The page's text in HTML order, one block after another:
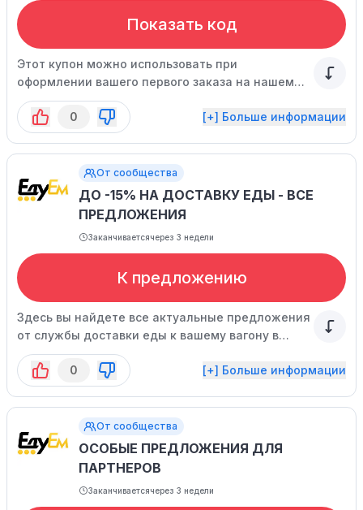
Показать код
Этот купон можно использовать при
оформлении вашего первого заказа на нашем
сайте. Учтите, что его действие может быть
прекращено раньше запланированного срока.
0 [+] Больше информации
От сообщества
ДО -15% НА ДОСТАВКУ ЕДЫ - ВСЕ
ПРЕДЛОЖЕНИЯ
Заканчиваетсячерез 3 недели
К предложению
Здесь вы найдете все актуальные предложения
от службы доставки еды к вашему вагону в
поезде или гейту на аэропорте.
0
[+] Больше информации
От сообщества
ОСОБЫЕ ПРЕДЛОЖЕНИЯ ДЛЯ
ПАРТНЕРОВ
Заканчиваетсячерез 3 недели